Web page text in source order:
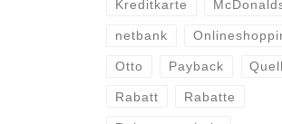
Kreditkarte
netbank
Otto Payback
Rabatt Rabatte